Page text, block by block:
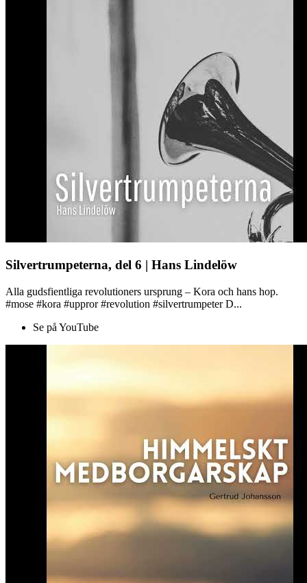
Silvertrumpeterna, del 6 | Hans Lindelöw
Alla gudsfientliga revolutioners ursprung – Kora och hans hop.
#mose #kora #uppror #revolution #silvertrumpeter D...
Se på YouTube